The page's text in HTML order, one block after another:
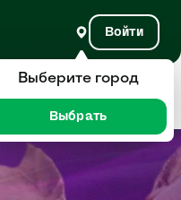
Войти
Отзывы
Выберите город
Выбрать